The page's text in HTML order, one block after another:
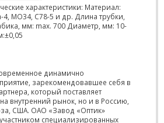
характеристики: Материал:
4, МО34, С78-5 и др. Длина трубки,
мм: max. 700 Диаметр, мм: 10-
динамично
зарекомендовавшее себя в
который поставляет
внутренний рынок, но и в Россию,
США. ОАО «Завод «Оптик»
специализированных